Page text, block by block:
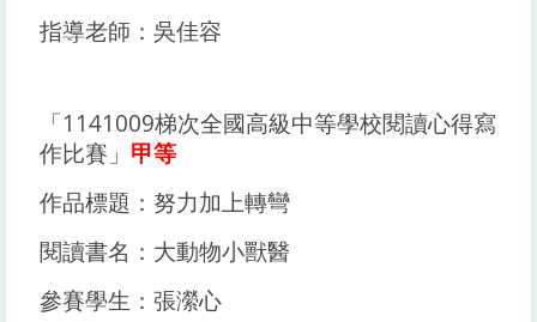
指導老師：吳佳容
「1141009梯次全國高級中等學校閱讀心得寫
作比賽」 甲等
作品標題：努力加上轉彎
閱讀書名：大動物小獸醫
參賽學生：張瀠心